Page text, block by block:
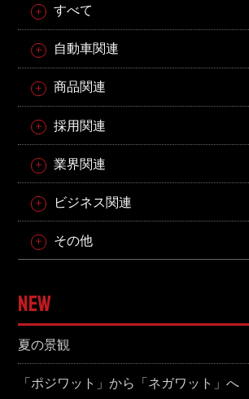
すべて
自動車関連
商品関連
採用関連
業界関連
ビジネス関連
その他
NEW
夏の景観
「ポジワット」から「ネガワット」へ